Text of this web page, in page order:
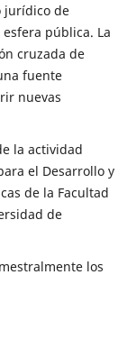
jurídico de
pública. La
cruzada de
fuente
nuevas
la actividad
el Desarrollo y
de la Facultad
de
los